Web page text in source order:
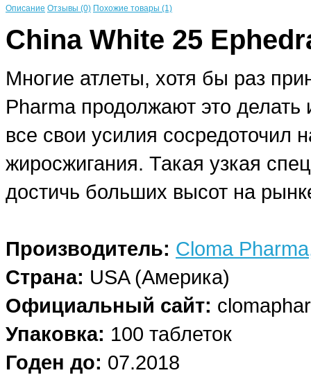
Описание Отзывы (0) Похожие товары (1)
China White 25
Многие атлеты, хотя бы раз
Pharma продолжают это
все свои усилия сосредоточил
жиросжигания. Такая узкая
достичь больших высот на
Производитель: Cloma
Страна: USA (Америка)
Официальный сайт:
Упаковка: 100 таблеток
Годен до: 07.2018